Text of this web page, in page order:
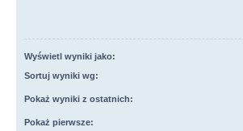
Wyświetl wyniki jako:
Sortuj wyniki wg:
Pokaż wyniki z ostatnich:
Pokaż pierwsze: